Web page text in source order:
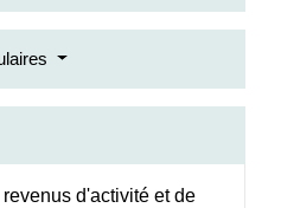
d'activité et de